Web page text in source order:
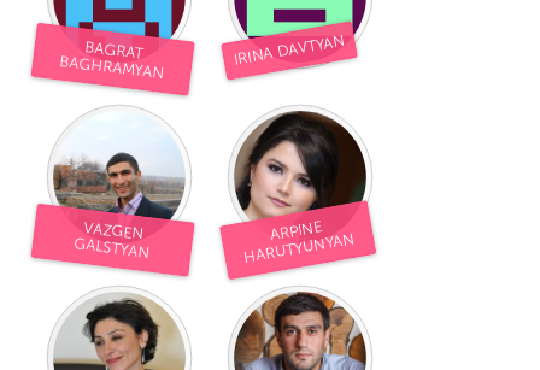
BAGRAT
BAGHRAMYAN IRINA DAVTYAN
VAZGEN
GALSTYAN
ARPINE
HARUTYUNYAN